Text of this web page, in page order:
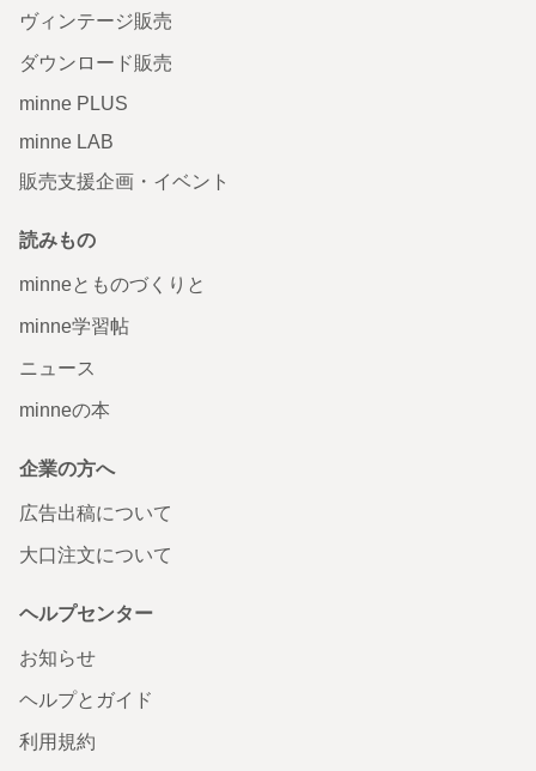
ヴィンテージ販売
ダウンロード販売
minne PLUS
minne LAB
販売支援企画・イベント
読みもの
minneとものづくりと
minne学習帖
ニュース
minneの本
企業の方へ
広告出稿について
大口注文について
ヘルプセンター
お知らせ
ヘルプとガイド
利用規約